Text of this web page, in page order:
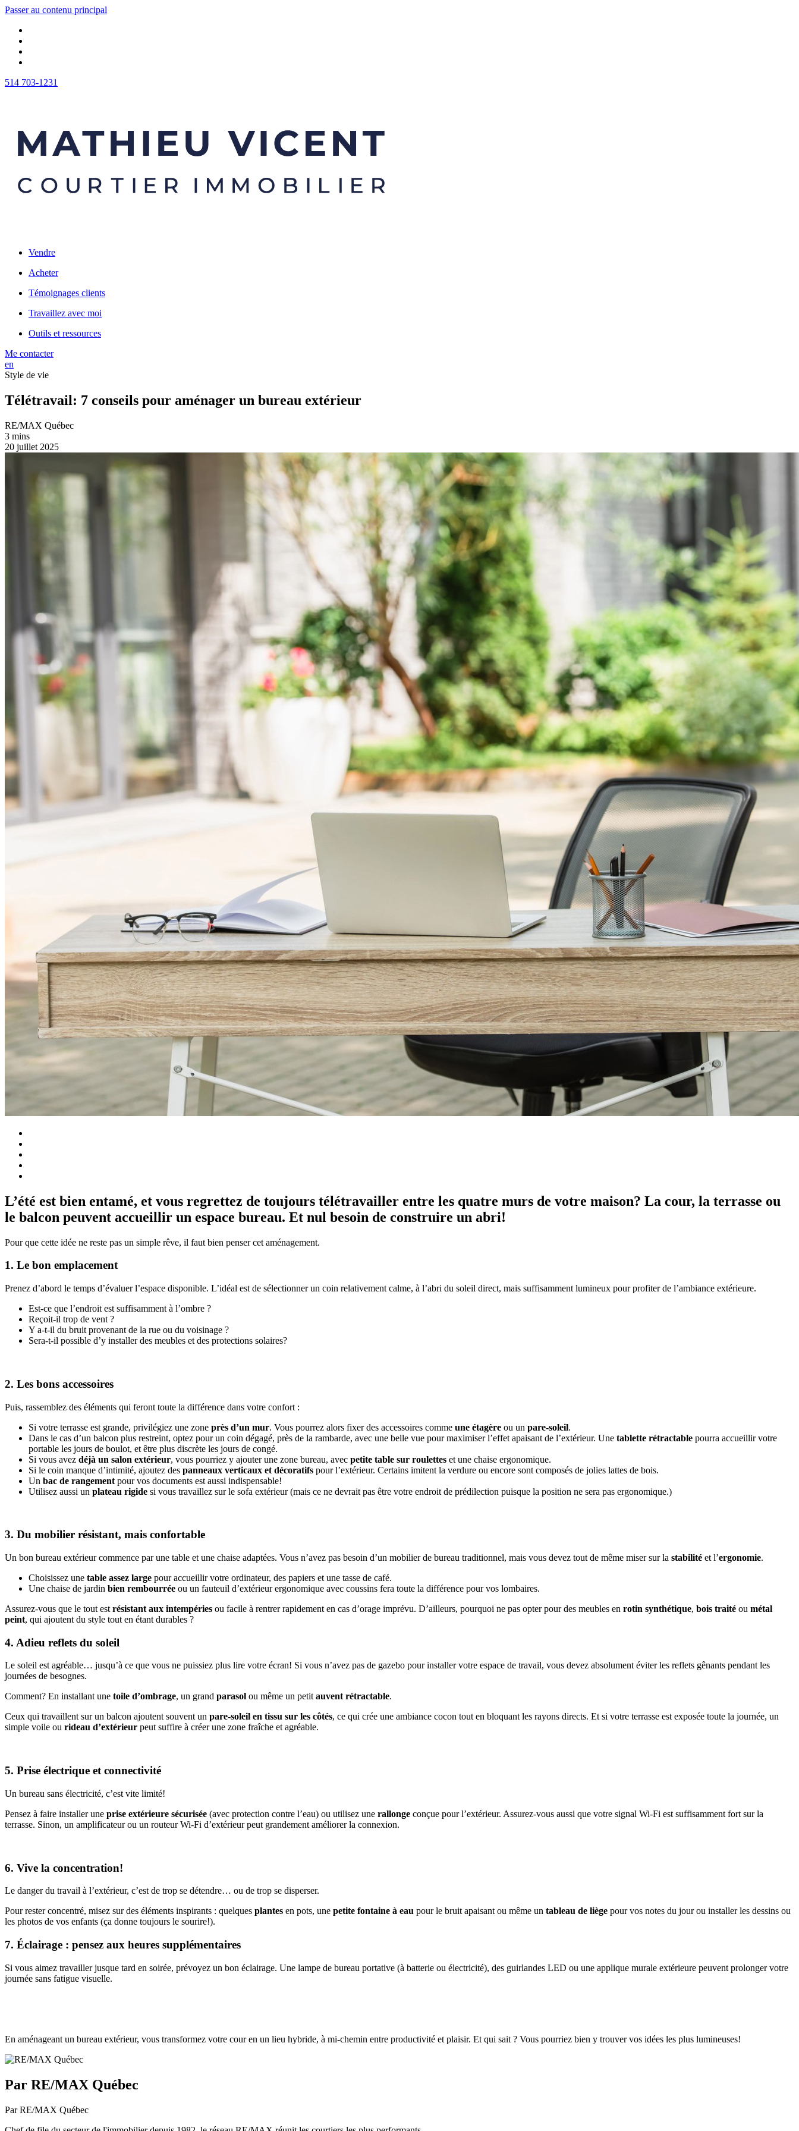
Passer au contenu principal
514 703-1231
Vendre
Acheter
Témoignages clients
Travaillez avec moi
Outils et ressources
Me contacter
en
Style de vie
Télétravail: 7 conseils pour aménager un bureau extérieur
RE/MAX Québec
3 mins
20 juillet 2025
L’été est bien entamé, et vous regrettez de toujours télétravailler entre les quatre murs de votre maison? La cour, la terrasse ou
le balcon peuvent accueillir un espace bureau. Et nul besoin de construire un abri!
Pour que cette idée ne reste pas un simple rêve, il faut bien penser cet aménagement.
1. Le bon emplacement
Prenez d’abord le temps d’évaluer l’espace disponible. L’idéal est de sélectionner un coin relativement calme, à l’abri du soleil direct, mais suffisamment lumineux pour profiter de l’ambiance extérieure.
Est-ce que l’endroit est suffisamment à l’ombre ?
Reçoit-il trop de vent ?
Y a-t-il du bruit provenant de la rue ou du voisinage ?
Sera-t-il possible d’y installer des meubles et des protections solaires?
2. Les bons accessoires
Puis, rassemblez des éléments qui feront toute la différence dans votre confort :
Si votre terrasse est grande, privilégiez une zone près d’un mur. Vous pourrez alors fixer des accessoires comme une étagère ou un pare-soleil.
Dans le cas d’un balcon plus restreint, optez pour un coin dégagé, près de la rambarde, avec une belle vue pour maximiser l’effet apaisant de l’extérieur. Une tablette rétractable pourra accueillir votre
portable les jours de boulot, et être plus discrète les jours de congé.
Si vous avez déjà un salon extérieur, vous pourriez y ajouter une zone bureau, avec petite table sur roulettes et une chaise ergonomique.
Si le coin manque d’intimité, ajoutez des panneaux verticaux et décoratifs pour l’extérieur. Certains imitent la verdure ou encore sont composés de jolies lattes de bois.
Un bac de rangement pour vos documents est aussi indispensable!
Utilisez aussi un plateau rigide si vous travaillez sur le sofa extérieur (mais ce ne devrait pas être votre endroit de prédilection puisque la position ne sera pas ergonomique.)
3. Du mobilier résistant, mais confortable
Un bon bureau extérieur commence par une table et une chaise adaptées. Vous n’avez pas besoin d’un mobilier de bureau traditionnel, mais vous devez tout de même miser sur la stabilité et l’ergonomie.
Choisissez une table assez large pour accueillir votre ordinateur, des papiers et une tasse de café.
Une chaise de jardin bien rembourrée ou un fauteuil d’extérieur ergonomique avec coussins fera toute la différence pour vos lombaires.
Assurez-vous que le tout est résistant aux intempéries ou facile à rentrer rapidement en cas d’orage imprévu. D’ailleurs, pourquoi ne pas opter pour des meubles en rotin synthétique, bois traité ou métal
peint, qui ajoutent du style tout en étant durables ?
4. Adieu reflets du soleil
Le soleil est agréable… jusqu’à ce que vous ne puissiez plus lire votre écran! Si vous n’avez pas de gazebo pour installer votre espace de travail, vous devez absolument éviter les reflets gênants pendant les
journées de besognes.
Comment? En installant une toile d’ombrage, un grand parasol ou même un petit auvent rétractable.
Ceux qui travaillent sur un balcon ajoutent souvent un pare-soleil en tissu sur les côtés, ce qui crée une ambiance cocon tout en bloquant les rayons directs. Et si votre terrasse est exposée toute la journée, un
simple voile ou rideau d’extérieur peut suffire à créer une zone fraîche et agréable.
5. Prise électrique et connectivité
Un bureau sans électricité, c’est vite limité!
Pensez à faire installer une prise extérieure sécurisée (avec protection contre l’eau) ou utilisez une rallonge conçue pour l’extérieur. Assurez-vous aussi que votre signal Wi-Fi est suffisamment fort sur la
terrasse. Sinon, un amplificateur ou un routeur Wi-Fi d’extérieur peut grandement améliorer la connexion.
6. Vive la concentration!
Le danger du travail à l’extérieur, c’est de trop se détendre… ou de trop se disperser.
Pour rester concentré, misez sur des éléments inspirants : quelques plantes en pots, une petite fontaine à eau pour le bruit apaisant ou même un tableau de liège pour vos notes du jour ou installer les dessins ou
les photos de vos enfants (ça donne toujours le sourire!).
7. Éclairage : pensez aux heures supplémentaires
Si vous aimez travailler jusque tard en soirée, prévoyez un bon éclairage. Une lampe de bureau portative (à batterie ou électricité), des guirlandes LED ou une applique murale extérieure peuvent prolonger votre
journée sans fatigue visuelle.
En aménageant un bureau extérieur, vous transformez votre cour en un lieu hybride, à mi-chemin entre productivité et plaisir. Et qui sait ? Vous pourriez bien y trouver vos idées les plus lumineuses!
Par RE/MAX Québec
Par RE/MAX Québec